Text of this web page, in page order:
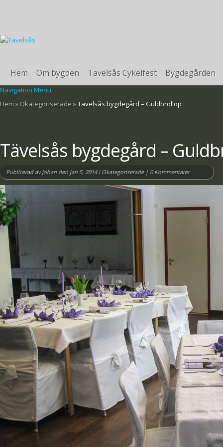
Hem Om bygden Tävelsås Cykelfest Bygdegården
Navigation Menu
Hem » Okategoriserade »Tävelsås bygdegård – Guldbröllop
Tävelsås bygdegård –
Publicerad avJohan den jan 5, 2014 i Okategoriserade| 0 Kommentarer